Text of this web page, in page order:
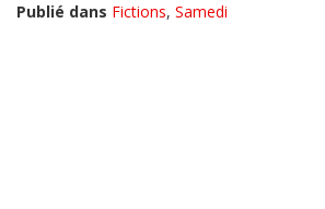
Publié dans Fictions, Samedi